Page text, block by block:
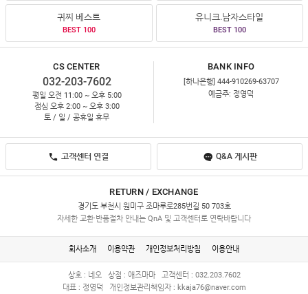
귀찌 베스트
BEST 100
유니크.남자스타일
BEST 100
CS CENTER
032-203-7602
평일 오전 11:00 ~ 오후 5:00
점심 오후 2:00 ~ 오후 3:00
토 / 일 / 공휴일 휴무
BANK INFO
[하나은행] 444-910269-63707
예금주: 정영덕
고객센터 연결 Q&A 게시판
RETURN / EXCHANGE
경기도 부천시 원미구 조마루로285번길 50 703호
자세한 교환·반품절차 안내는 QnA 및 고객센터로 연락바랍니다
회사소개 이용약관 개인정보처리방침 이용안내
상호 : 네오 상점 : 애즈마마
고객센터 : 032.203.7602
대표 : 정영덕
개인정보관리책임자 : kkaja76@naver.com